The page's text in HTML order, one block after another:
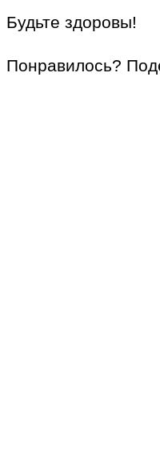
Будьте здоровы!
Понравилось?